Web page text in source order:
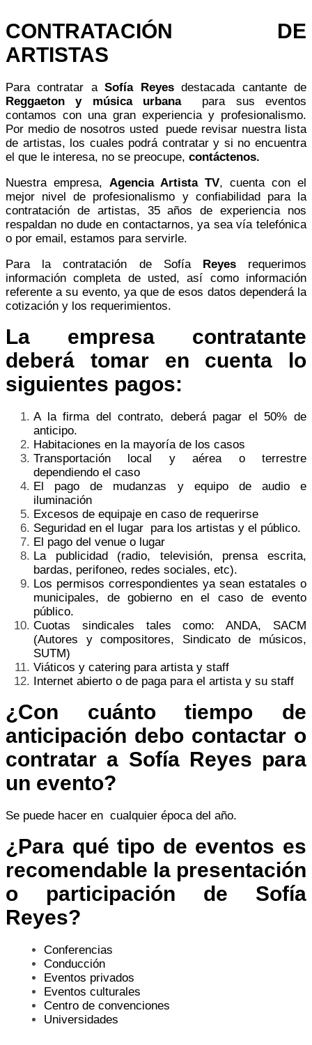
CONTRATACIÓN DE
ARTISTAS
Para contratar aSofía Reyesdestacada cantante de
Reggaeton y música urbana
para sus eventos
contamos con una gran experiencia y profesionalismo.
Por medio de nosotros usted puede revisar nuestra lista
de artistas, los cuales podrá contratar y si no encuentra
el que le interesa, no se preocupe, contáctenos.
Nuestra empresa, Agencia Artista TV, cuenta con el
mejor nivel de profesionalismo y confiabilidad para la
contratación de artistas, 35 años de experiencia nos
respaldan no dude en contactarnos, ya sea vía telefónica
o por email, estamos para servirle.
Para la contratación de SofíaReyes requerimos
información completa de usted, así como información
referente a su evento, ya que de esos datos dependerá la
cotización y los requerimientos.
La empresa contratante
deberá tomar en cuenta lo
siguientes pagos:
A la firma del contrato, deberá pagar el 50% de
anticipo.
Habitaciones en la mayoría de los casos
Transportación local y aérea o terrestre
dependiendo el caso
El pago de mudanzas y equipo de audio e
iluminación
Excesos de equipaje en caso de requerirse
Seguridad en el lugar para los artistas y el público.
El pago del venue o lugar
La publicidad (radio, televisión, prensa escrita,
bardas, perifoneo, redes sociales, etc).
Los permisos correspondientes ya sean estatales o
municipales, de gobierno en el caso de evento
público.
Cuotas sindicales tales como: ANDA, SACM
(Autores y compositores, Sindicato de músicos,
SUTM)
Viáticos y catering para artista y staff
Internet abierto o de paga para el artista y su staff
¿Con cuánto tiempo de
anticipación debo contactar o
contratar a Sofía Reyes para
un evento?
Se puede hacer en cualquier época del año.
¿Para qué tipo de eventos es
recomendable la presentación
o participación de Sofía
Reyes?
Conferencias
Conducción
Eventos privados
Eventos culturales
Centro de convenciones
Universidades